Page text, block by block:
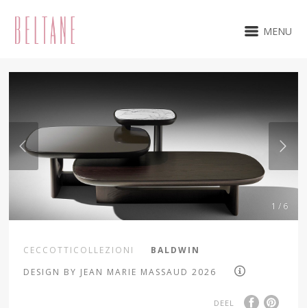
MENU
1 / 6
CECCOTTICOLLEZIONI
BALDWIN
DESIGN BY JEAN MARIE MASSAUD 2026
DEEL